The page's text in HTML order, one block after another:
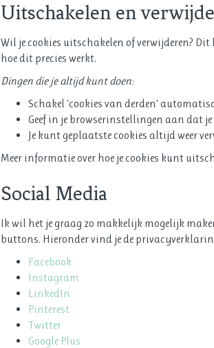
Uitschakelen en
Wil je cookies uitschakelen of verwijderen?
hoe dit precies werkt.
Dingen die je altijd kunt doen:
Schakel ‘cookies van derden’
Geef in je browserinstellingen aan dat
Je kunt geplaatste cookies altijd weer
Meer informatie over hoe je cookies kunt
Social Media
Ik wil het je graag zo makkelijk mogelijk
buttons. Hieronder vind je de
Facebook
Instagram
LinkedIn
Pinterest
Twitter
Google Plus